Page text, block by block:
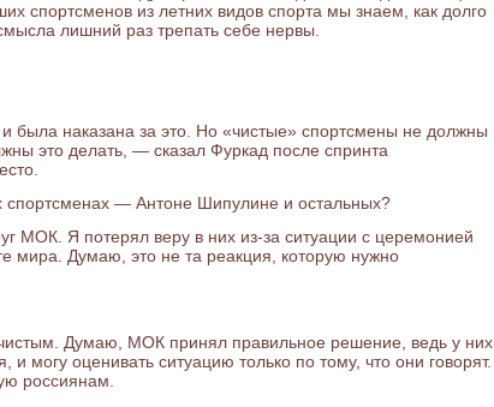
спортсменов из летних видов спорта мы знаем, как долго
лишний раз трепать себе нервы.
была наказана за это. Но «чистые» спортсмены не должны
это делать, — сказал Фуркад после спринта
— Антоне Шипулине и остальных?
МОК. Я потерял веру в них из-за ситуации с церемонией
мира. Думаю, это не та реакция, которую нужно
Думаю, МОК принял правильное решение, ведь у них
могу оценивать ситуацию только по тому, что они говорят.
россиянам.